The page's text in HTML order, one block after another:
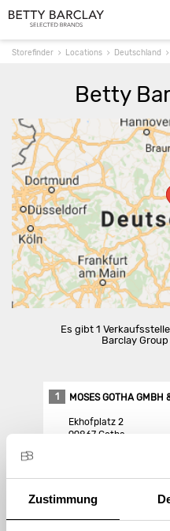
Zustimmung
Storefinder Locations Deutschland
Betty
Es gibt 1
Barclay
1 MOSES GOTHA GMBH
Ekhofplatz 2
99867 Gotha
Store Landing-
Route berechnen